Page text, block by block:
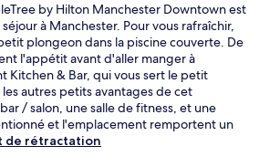
by Hilton Manchester Downtown est
à Manchester. Pour vous rafraîchir,
plongeon dans la piscine couverte. De
l'appétit avant d'aller manger à
Kitchen & Bar, qui vous sert le petit
autres petits avantages de cet
/ salon, une salle de fitness, et une
et l'emplacement remportent un
voyageurs.
de rétractation